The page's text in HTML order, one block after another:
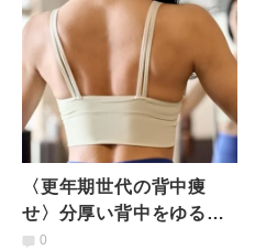
〈更年期世代の背中痩
せ〉分厚い背中をゆるめ
て引き締める背中ストレ
0